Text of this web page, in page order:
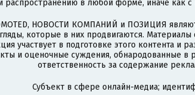
в любой форме, иначе как
НОВОСТИ КОМПАНИЙ и ПОЗИЦИЯ
которые в них продвигаются.
участвует в подготовке этого контента и
и оценочные суждения, обнародованные в
ответственность за содержание
Субъект в сфере онлайн-медиа;